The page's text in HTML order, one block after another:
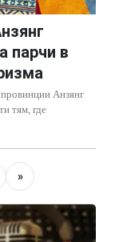
парчи в
Анзянг
тям, где
»